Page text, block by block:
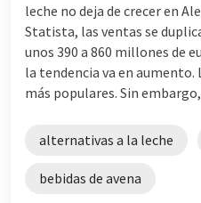
leche no deja de crecer en
Statista, las ventas se
unos 390 a 860 millones de
la tendencia va en aumento.
más populares. Sin embargo,
alternativas a la leche
bebidas de avena